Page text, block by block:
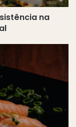
na